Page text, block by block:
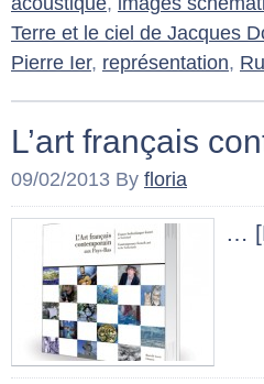
Terre et le ciel de Jacques
Pierre Ier, représentation,
L’art français
09/02/2013 By floria
…